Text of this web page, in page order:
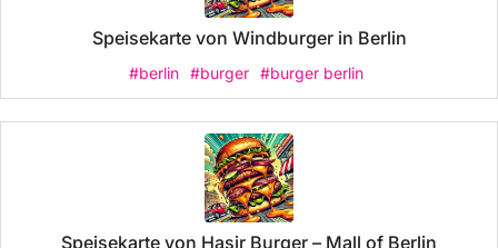
Speisekarte von Windburger in Berlin
#berlin #burger #burger berlin
Speisekarte von Hasir Burger – Mall of Berlin